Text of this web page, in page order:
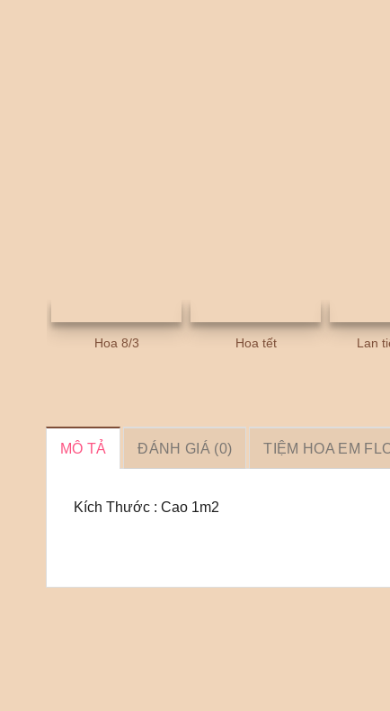
Hoa 8/3 Hoa tết Lan
MÔ TẢ ĐÁNH GIÁ (0) TIỆM HOA EM
Kích Thước : Cao 1m2